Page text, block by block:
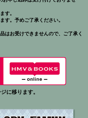
す。
す。予めご了承ください。
はお受けできませんので、ご了承く
に移ります。